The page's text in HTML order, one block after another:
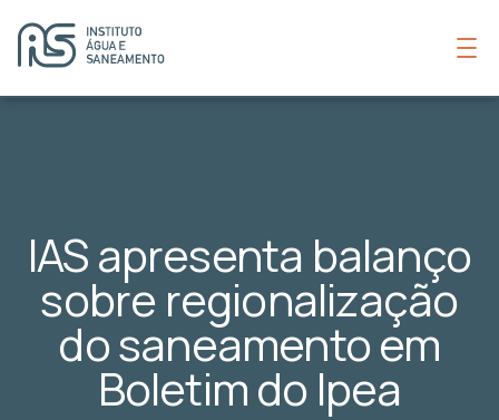
IAS apresenta balanço
sobre regionalização
do saneamento em
Boletim do Ipea